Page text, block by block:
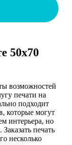
50х70
возможностей
печати на
подходит
которые могут
интерьера, но
печать
несколько